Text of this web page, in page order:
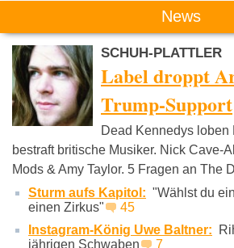
Das könnte Dich auch
Nick Cave PJ Harvey
News
SCHUH-PLATTLER
Label droppt
Trump-Support
Dead Kennedys
bestraft britische Musiker. Nick Cave-
Mods & Amy Taylor. 5 Fragen an The
Sturm aufs Kapitol: "Wählst du
einen Zirkus"
45
Instagram-König Uwe Baltner:
jährigen Schwaben
7